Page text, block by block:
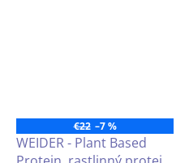
€22 –7 %
WEIDER - Plant Based